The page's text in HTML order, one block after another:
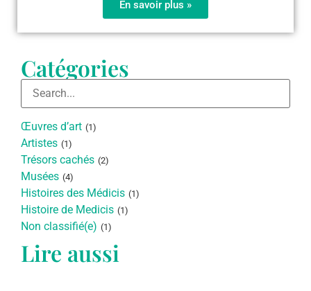
En savoir plus »
Catégories
Œuvres d’art (1)
Artistes (1)
Trésors cachés (2)
Musées (4)
Histoires des Médicis (1)
Histoire de Medicis (1)
Non classifié(e) (1)
Lire aussi